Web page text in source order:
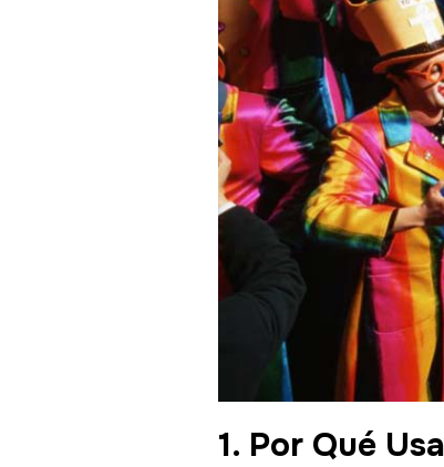
1. Por Qué